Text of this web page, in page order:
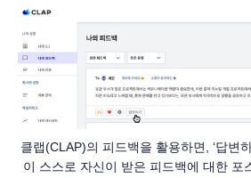
클랩(CLAP)의 피드백을 활용하면, ‘답변
이 스스로 자신이 받은 피드백에 대한 포